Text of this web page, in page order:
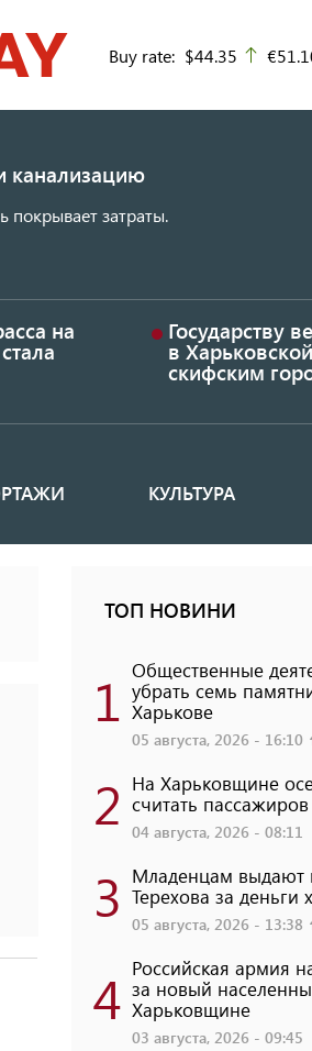
Buy rate: $44.35 up
канализацию
покрывает затраты.
на Государству
в
скифским
КУЛЬТУРА
ТОП НОВИНИ
1 Общественные
убрать семь
Харькове
05 августа, 2026 - 16:10
2 На Харьковщине
считать пассажиров
04 августа, 2026 - 08:11
3 Младенцам выдают
Терехова за деньги
05 августа, 2026 - 13:38
4 Российская армия
за новый
Харьковщине
03 августа, 2026 - 09:45